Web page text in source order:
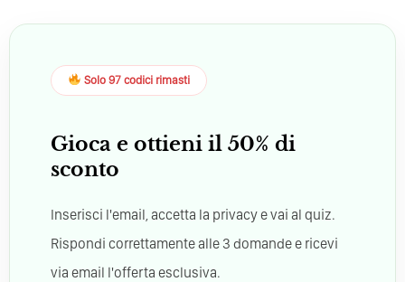
Solo 97 codici rimasti
Gioca e ottieni il 50% di
sconto
Inserisci l'email, accetta la privacy e vai al quiz.
Rispondi correttamente alle 3 domande e ricevi
via email l'offerta esclusiva.